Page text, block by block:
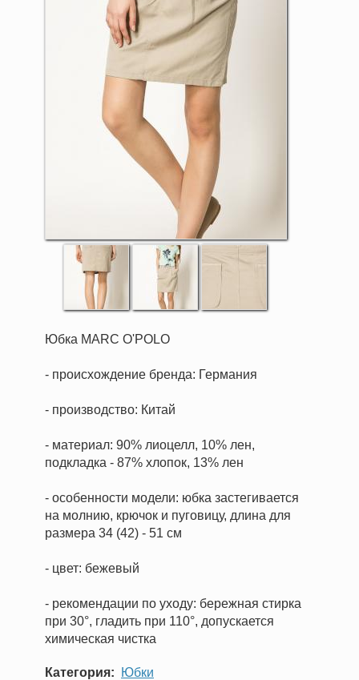
Юбка MARC O'POLO
- происхождение бренда: Германия
- производство: Китай
- материал: 90% лиоцелл, 10% лен,
подкладка - 87% хлопок, 13% лен
- особенности модели: юбка застегивается
на молнию, крючок и пуговицу, длина для
размера 34 (42) - 51 см
- цвет: бежевый
- рекомендации по уходу: бережная стирка
при 30°, гладить при 110°, допускается
химическая чистка
Категория Юбки